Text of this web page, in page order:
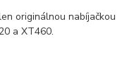
originálnou nabíjačkou
a XT460.